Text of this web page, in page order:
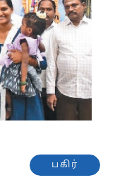
பகிர்